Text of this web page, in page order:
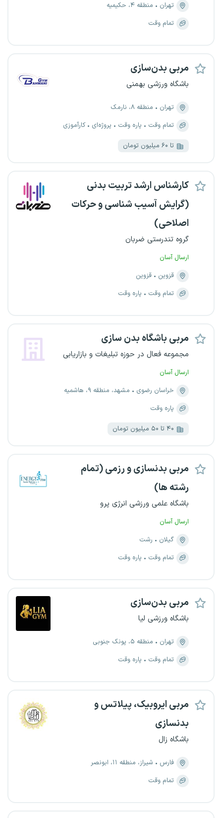
تهران
منطقه ۴، حکیمیه
تمام وقت
مربی بدن‌سازی
باشگاه ورزشی بهمنی
تهران
منطقه ۸، نارمک
تمام وقت
پاره وقت پروژه‌ای کارآموزی
تا ۶۰ میلیون تومان
کارشناس ارشد تربیت بدنی
(گرایش آسیب شناسی و حرکات
اصلاحی)
گروه تندرستی ضربان
ارسال آسان
قزوین
قزوین
تمام وقت
پاره وقت
مربی باشگاه بدن سازی
مجموعه فعال در حوزه تبلیغات و بازاریابی
ارسال آسان
خراسان رضوی
مشهد، منطقه ۹، هاشمیه
پاره وقت
۴۰ تا ۵۰ میلیون تومان
مربی بدنسازی و رزمی (تمام
رشته ها)
باشگاه علمی ورزشی انرژی پرو
ارسال آسان
گیلان
رشت
تمام وقت
پاره وقت
مربی بدن‌سازی
باشگاه ورزشی لیا
تهران
منطقه ۵، پونک جنوبی
تمام وقت
پاره وقت
مربی ایروبیک، پیلاتس و
بدنسازی
باشگاه زال
فارس
شیراز، منطقه ۱۱، ابونصر
تمام وقت